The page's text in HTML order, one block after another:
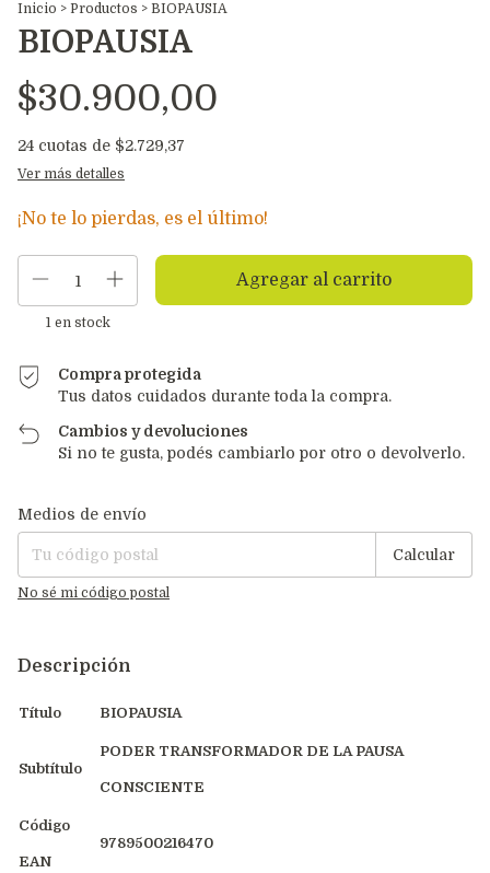
Inicio > Productos > BIOPAUSIA
BIOPAUSIA
$30.900,00
24 cuotas de $2.729,37
Ver más detalles
¡No te lo pierdas, es el último!
1en stock
Compra protegida
Tus datos cuidados durante toda la compra.
Cambios y devoluciones
Si no te gusta, podés cambiarlo por otro o devolverlo.
Entregas para el CP:
Medios de envío
Calcular
No sé mi código postal
Descripción
Título BIOPAUSIA
Subtítulo
PODER TRANSFORMADOR DE LA PAUSA
CONSCIENTE
Código
EAN
9789500216470